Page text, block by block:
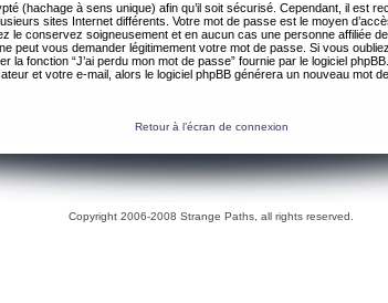
(hachage à sens unique) afin qu’il soit sécurisé. Cependant, il est
sites Internet différents. Votre mot de passe est le moyen
le conservez soigneusement et en aucun cas une personne affiliée
peut vous demander légitimement votre mot de passe. Si vous
la fonction “J’ai perdu mon mot de passe” fournie par le logiciel
et votre e-mail, alors le logiciel phpBB générera un nouveau mot
Retour à l’écran de connexion
Copyright 2006-2008 Strange Paths, all rights reserved.